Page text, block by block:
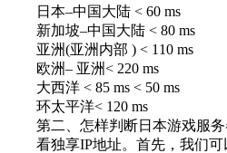
日本–中国大陆 < 60 ms
新加坡–中国大陆 < 80 ms
亚洲(亚洲内部 ) < 110 ms
欧洲– 亚洲< 220 ms
大西洋 < 85 ms < 50 ms
环太平洋< 120 ms
第二、怎样判断日本游戏服务
看独享IP地址。首先，我们可以